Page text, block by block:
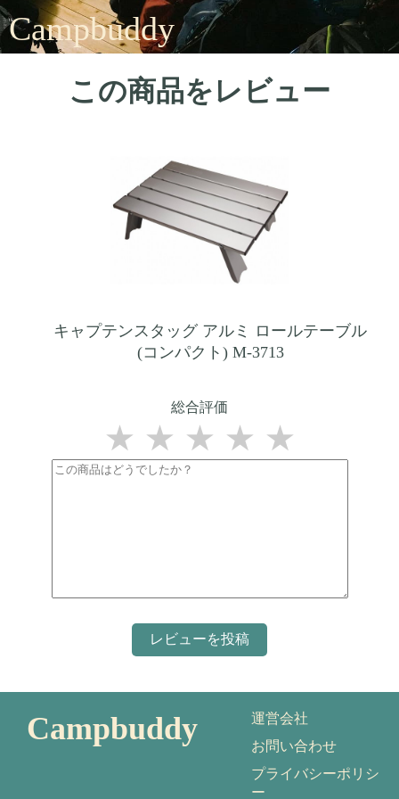
Campbuddy
この商品をレビュー
キャプテンスタッグ アルミ ロールテーブル
(コンパクト) M-3713
総合評価
★
★
★
★
★
Campbuddy
運営会社
お問い合わせ
プライバシーポリシ
ー